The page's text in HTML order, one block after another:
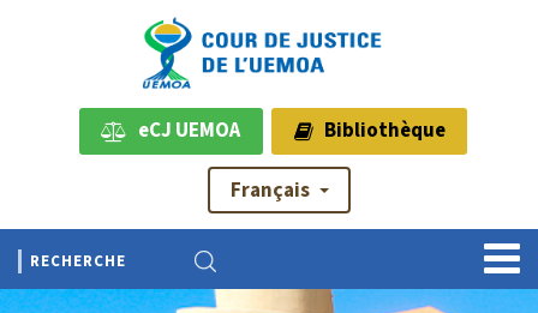
eCJ UEMOA Bibliothèque
Français